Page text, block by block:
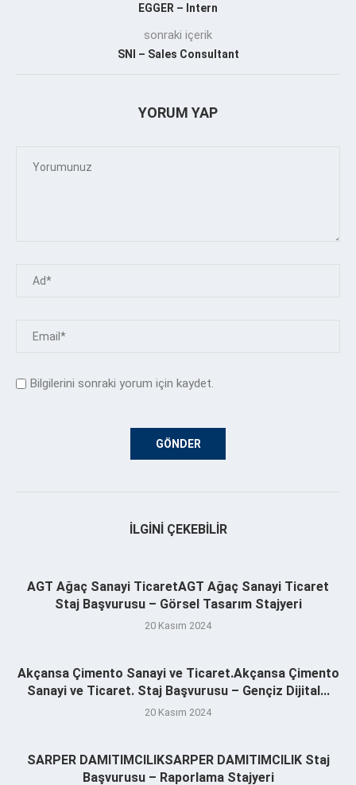
EGGER – Intern
sonraki içerik
SNI – Sales Consultant
YORUM YAP
Bilgilerini sonraki yorum için kaydet.
İLGINI ÇEKEBILIR
AGT Ağaç Sanayi TicaretAGT Ağaç Sanayi Ticaret
Staj Başvurusu – Görsel Tasarım Stajyeri
20 Kasım 2024
Akçansa Çimento Sanayi ve Ticaret.Akçansa Çimento
Sanayi ve Ticaret. Staj Başvurusu – Gençiz Dijital...
20 Kasım 2024
SARPER DAMITIMCILIKSARPER DAMITIMCILIK Staj
Başvurusu – Raporlama Stajyeri